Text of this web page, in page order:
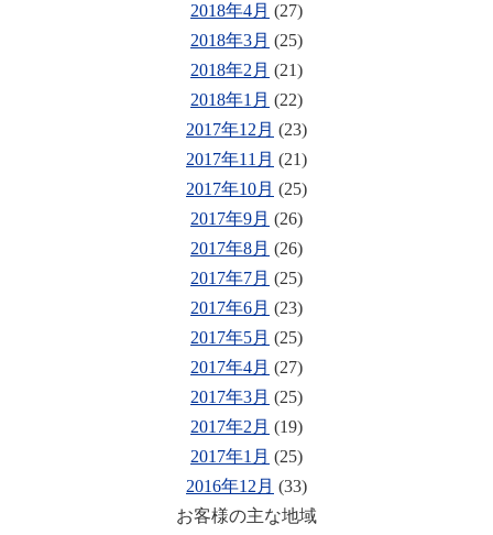
2018年4月 (27)
2018年3月 (25)
2018年2月 (21)
2018年1月 (22)
2017年12月 (23)
2017年11月 (21)
2017年10月 (25)
2017年9月 (26)
2017年8月 (26)
2017年7月 (25)
2017年6月 (23)
2017年5月 (25)
2017年4月 (27)
2017年3月 (25)
2017年2月 (19)
2017年1月 (25)
2016年12月 (33)
お客様の主な地域